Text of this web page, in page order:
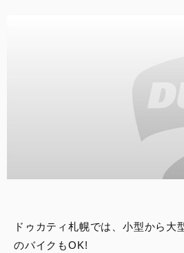
ドゥカティ札幌では、小型から大
のバイクもOK!